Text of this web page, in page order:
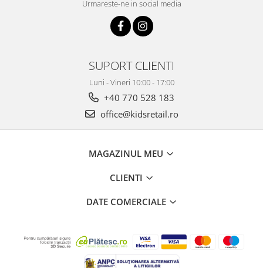
Urmareste-ne in social media
SUPORT CLIENTI
Luni - Vineri 10:00 - 17:00
+40 770 528 183
office@kidsretail.ro
MAGAZINUL MEU
CLIENTI
DATE COMERCIALE